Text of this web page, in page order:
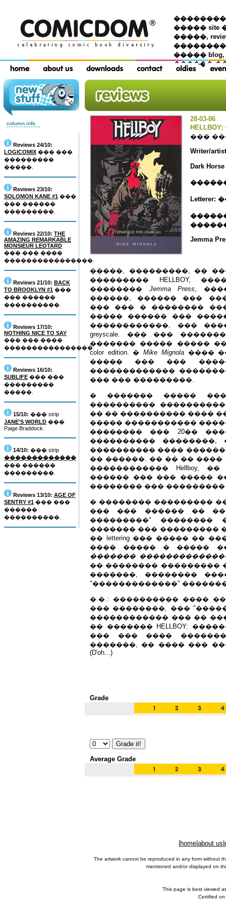
���������
����� site
�����,
����� blog,
������
column info
Reviews 24/10:
LOGICOMIX ��� ���
���������
�����.
Reviews 23/10:
SOLOMON KANE #1 ���
��� ������
���������.
Reviews 22/10: THE
AMAZING REMARKABLE
MONSIEUR LEOTARD
��� ��� ����
����������������.
Reviews 21/10: BACK
TO BROOKLYN #1 ���
��� ������
����������.
Reviews 17/10:
NOTHING NICE TO SAY
��� ��� ����
����������������.
Reviews 16/10:
SUBLIFE ��� ���
���������
�����.
15/10: ��� strip
JANE'S WORLD ���
Paige Braddock.
14/10: ��� strip
�������������
��� ������
���������.
Reviews 13/10: AGE OF
SENTRY #1 ��� ���
������
����������.
28-03-06
���
Writer/
Dark
Jemma
�����, ���������, ��
��������� HELLBOY,
�������� Jemma Press,
������, ������ ���
��� ��� � ��������
����� ������ ���
������������, ���
greyscale. ��� ���
������� ����� �����
color edition. �Mike Mignola����
����� ��� ���
�������������
��� ��� ���������.
� ������� �����
����������
�� �� ���������� ����
����� �����������
�������� ��� 20��
���������� ��������,
���������� ����
�� ������. �� �� �� ����
������������ Hellboy,
������ ��� ��� �����
�������� ���
� �������� ���������
��� ��� ������ ��
���������" ��������
������� ��� ���������
�� lettering ��� ����� ��
���� ����� � ����� ���
�������
�� �������� ���������
�������, ��������
"�������������"
�.�.: ���������� ����
��� ��������, ���
������������ ��� ��
�� ������� HELLBOY:
��� ��� ����
�������, �� ���� ���
(D'oh...)
Grade
Average Grade
home about us
The artwork cannot be reproduced in any form without
mentioned and/or displayed on
This page is best viewed
Certified on